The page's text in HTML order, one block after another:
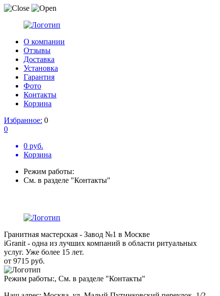
О компании
Отзывы
Доставка
Установка
Гарантия
Фото
Контакты
Корзина
Избранное: 0
0
0 руб.
Корзина
Режим работы:
См. в разделе "Контакты"
Гранитная мастерская - Завод №1 в Москве
iGranit - одна из лучших компаний в области ритуальных
услуг. Уже более 15 лет.
от 9715 руб.
Режим работы:, См. в разделе "Контакты"